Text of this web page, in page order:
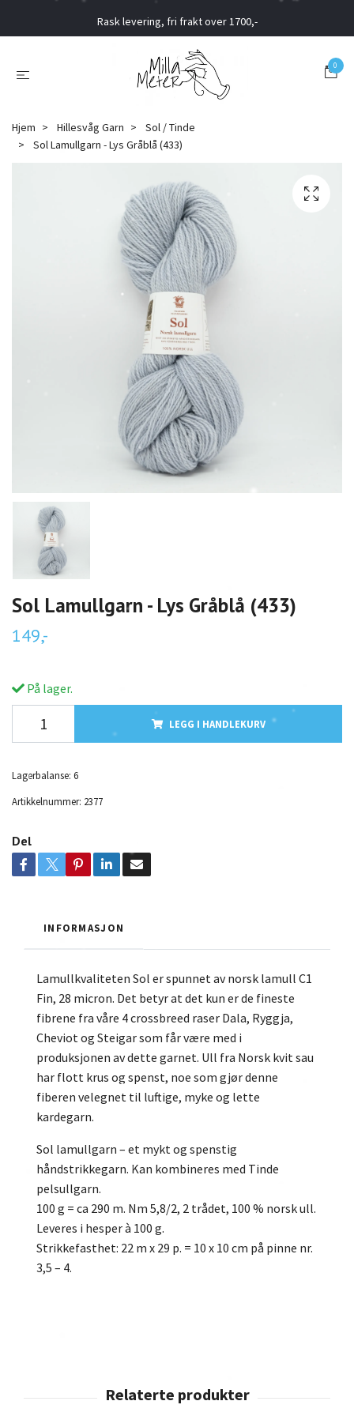
Rask levering, fri frakt over 1700,-
0
Hjem Hillesvåg Garn
Sol / Tinde
Sol Lamullgarn - Lys Gråblå (433)
Sol Lamullgarn - Lys Gråblå (433)
149,-
På lager.
LEGG I HANDLEKURV
Lagerbalanse: 6
Artikkelnummer: 2377
Del
INFORMASJON
Lamullkvaliteten Sol er spunnet av norsk lamull C1
Fin, 28 micron. Det betyr at det kun er de fineste
fibrene fra våre 4 crossbreed raser Dala, Ryggja,
Cheviot og Steigar som får være med i
produksjonen av dette garnet. Ull fra Norsk kvit sau
har flott krus og spenst, noe som gjør denne
fiberen velegnet til luftige, myke og lette
kardegarn.
Sol lamullgarn – et mykt og spenstig
håndstrikkegarn. Kan kombineres med Tinde
pelsullgarn.
100 g = ca 290 m. Nm 5,8/2, 2 trådet, 100 % norsk ull.
Leveres i hesper à 100 g.
Strikkefasthet: 22 m x 29 p. = 10 x 10 cm på pinne nr.
3,5 – 4.